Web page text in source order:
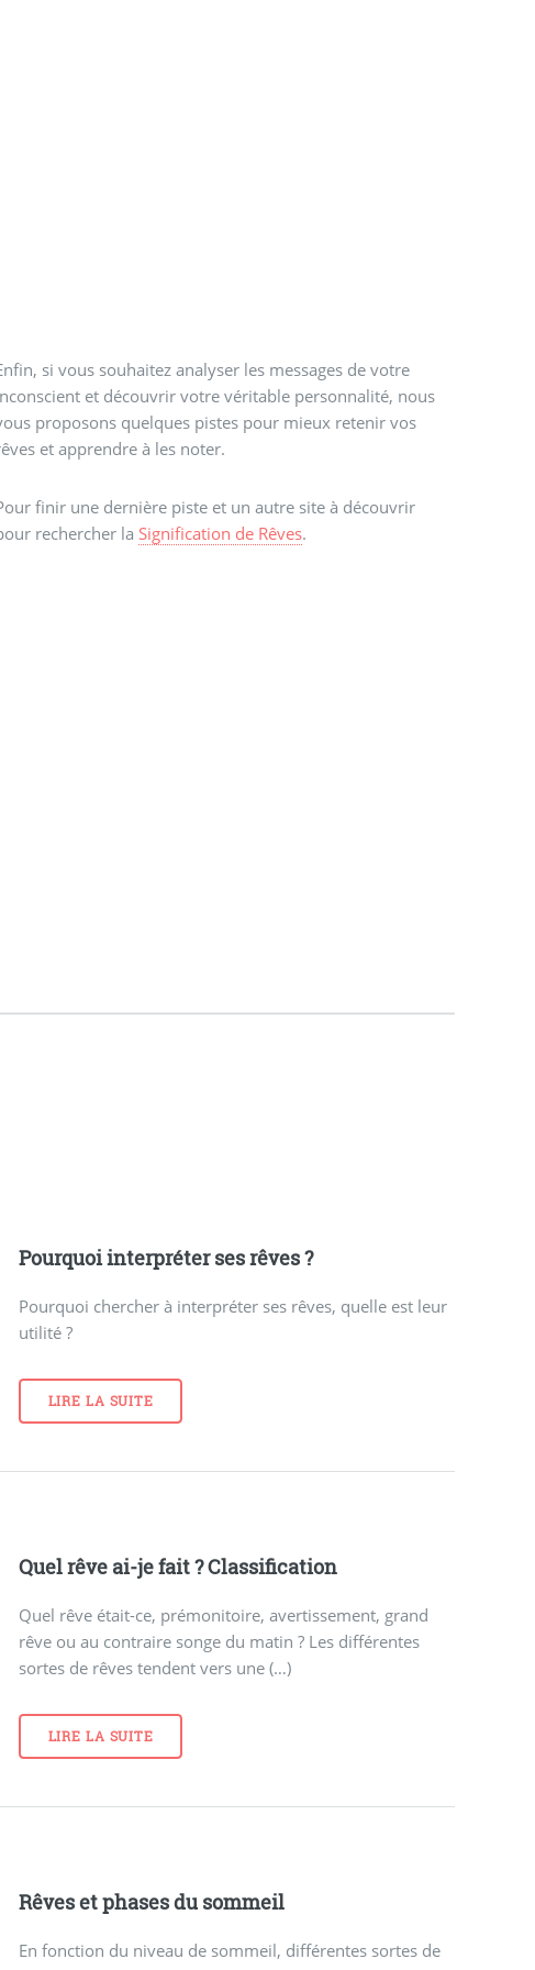
si vous souhaitez analyser les messages de votre
et découvrir votre véritable personnalité, nous
proposons quelques pistes pour mieux retenir vos
et apprendre à les noter.
finir une dernière piste et un autre site à découvrir
rechercher la Signification de Rêves.
Pourquoi interpréter ses rêves ?
Pourquoi chercher à interpréter ses rêves, quelle est leur
utilité ?
LIRE LA SUITE
Quel rêve ai-je fait ? Classification
Quel rêve était-ce, prémonitoire, avertissement, grand
rêve ou au contraire songe du matin ? Les différentes
sortes de rêves tendent vers une (…)
LIRE LA SUITE
Rêves et phases du sommeil
En fonction du niveau de sommeil, différentes sortes de